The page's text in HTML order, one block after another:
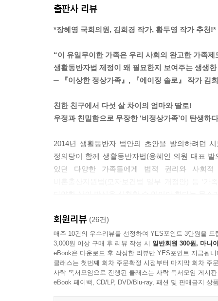
출판사 리뷰
*장혜영 국회의원, 김희경 작가, 황두영 작가 추천!*
“이 유일무이한 가족은 우리 사회의 완고한 가족
생활동반자법 제정이 왜 필요한지 보여주는 생생
─ 『이상한 정상가족』, 『에이징 솔로』 작가 김
친한 친구에서 다섯 살 차이의 엄마와 딸로!
우정과 친밀함으로 무장한 ‘비정상가족’이 탄생하
2014년 생활동반자 법안의 초안을 발의하려던
정의당이 함께 생활동반자법(용혜인 의원 대표
있던 다양한 가족들에게 법적 권리와 사회적
다양한 삶의 방식을 실천할 수 있어야 한다는 목
이런 악조건에서 자기만의 삶의 방식을 찾아 헤
형태로 가족을 구성한 이가 있다. 바로 『친구를
자기만의 삶의 방향을 찾아 과감히 홀로 귀촌을
시골생활을 하다가 만난 친구 어리와 함께 살면
마음먹은 그들은 현재로써 그들에게 유일한 선
삶의 형태에 얽매이지 않고 비혼 여성으로서 자기
회원리뷰 (26건)
매주 10건의 우수리뷰를 선정하여 YES포인트 3만원을 드
3,000원 이상 구매 후 리뷰 작성 시 일반회원 300원, 마니
eBook은 다운로드 후 작성한 리뷰만 YES포인트 지급됩니
클래스는 첫번째 회차 주문확정 시점부터 마지막 회차 주
사락 독서모임으로 진행된 클래스는 사락 독서모임 게시
eBook 페이백, CD/LP, DVD/Blu-ray, 패션 및 판매금지 상